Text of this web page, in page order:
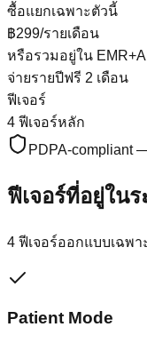
ซื้อแยกเฉพาะตัวนี้
฿299/รายเดือน
หรือรวมอยู่ใน
จ่ายรายปีฟรี 2 เดือน
ฟีเจอร์
4 ฟีเจอร์หลัก
PDPA-compliant
ฟีเจอร์ที่อยู่ในร
4 ฟีเจอร์ออกแบบเฉพา
Patient Mode